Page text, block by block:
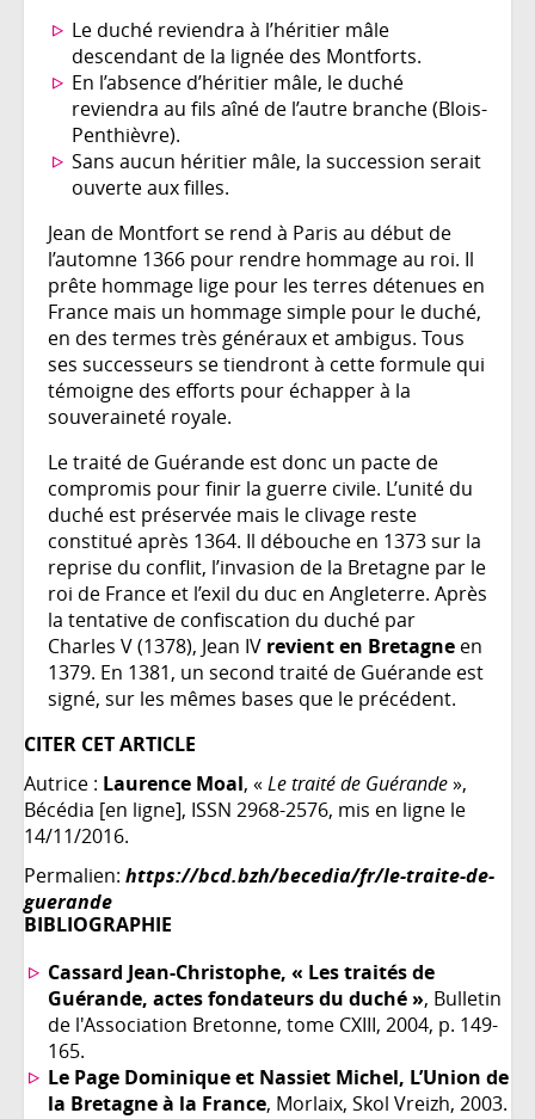
Le duché reviendra à l’héritier mâle
descendant de la lignée des Montforts.
En l’absence d’héritier mâle, le duché
reviendra au fils aîné de l’autre branche (Blois-
Penthièvre).
Sans aucun héritier mâle, la succession serait
ouverte aux filles.
Jean de Montfort se rend à Paris au début de
l’automne 1366 pour rendre hommage au roi. Il
prête hommage lige pour les terres détenues en
France mais un hommage simple pour le duché,
en des termes très généraux et ambigus. Tous
ses successeurs se tiendront à cette formule qui
témoigne des efforts pour échapper à la
souveraineté royale.
Le traité de Guérande est donc un pacte de
compromis pour finir la guerre civile. L’unité du
duché est préservée mais le clivage reste
constitué après 1364. Il débouche en 1373 sur la
reprise du conflit, l’invasion de la Bretagne par le
roi de France et l’exil du duc en Angleterre. Après
la tentative de confiscation du duché par
Charles V (1378), Jean IV revient en Bretagne en
1379. En 1381, un second traité de Guérande est
signé, sur les mêmes bases que le précédent.
CITER CET ARTICLE
Autrice : Laurence Moal, «Le traité de Guérande»,
Bécédia [en ligne], ISSN 2968-2576, mis en ligne le
14/11/2016.
Permalien: https://bcd.bzh/becedia/fr/le-traite-de-
guerande
BIBLIOGRAPHIE
Cassard Jean-Christophe, « Les traités de
Guérande, actes fondateurs du duché », Bulletin
de l'Association Bretonne, tome CXIII, 2004, p. 149-
165.
Le Page Dominique et Nassiet Michel, L’Union de
la Bretagne à la France, Morlaix, Skol Vreizh, 2003.